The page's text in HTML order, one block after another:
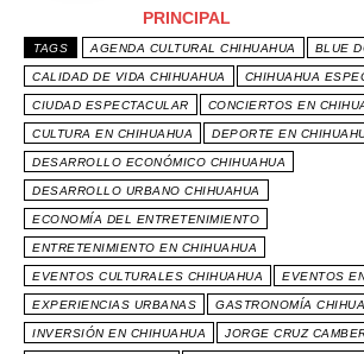
PRINCIPAL
TAGS AGENDA CULTURAL CHIHUAHUA BLUE
CALIDAD DE VIDA CHIHUAHUA CHIHUAHUA
CIUDAD ESPECTACULAR CONCIERTOS EN
CULTURA EN CHIHUAHUA DEPORTE EN
DESARROLLO ECONÓMICO CHIHUAHUA
DESARROLLO URBANO CHIHUAHUA
ECONOMÍA DEL ENTRETENIMIENTO
ENTRETENIMIENTO EN CHIHUAHUA
EVENTOS CULTURALES CHIHUAHUA EVENTOS
EXPERIENCIAS URBANAS GASTRONOMÍA
INVERSIÓN EN CHIHUAHUA JORGE CRUZ